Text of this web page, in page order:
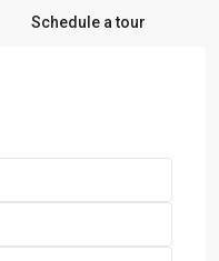
Schedule a tour